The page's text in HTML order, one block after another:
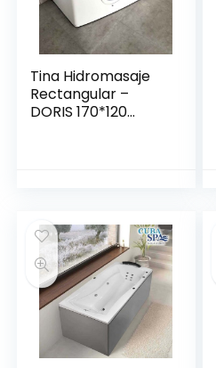
Tina Hidromasaje
Rectangular –
DORIS 170*120